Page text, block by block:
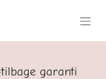
garanti